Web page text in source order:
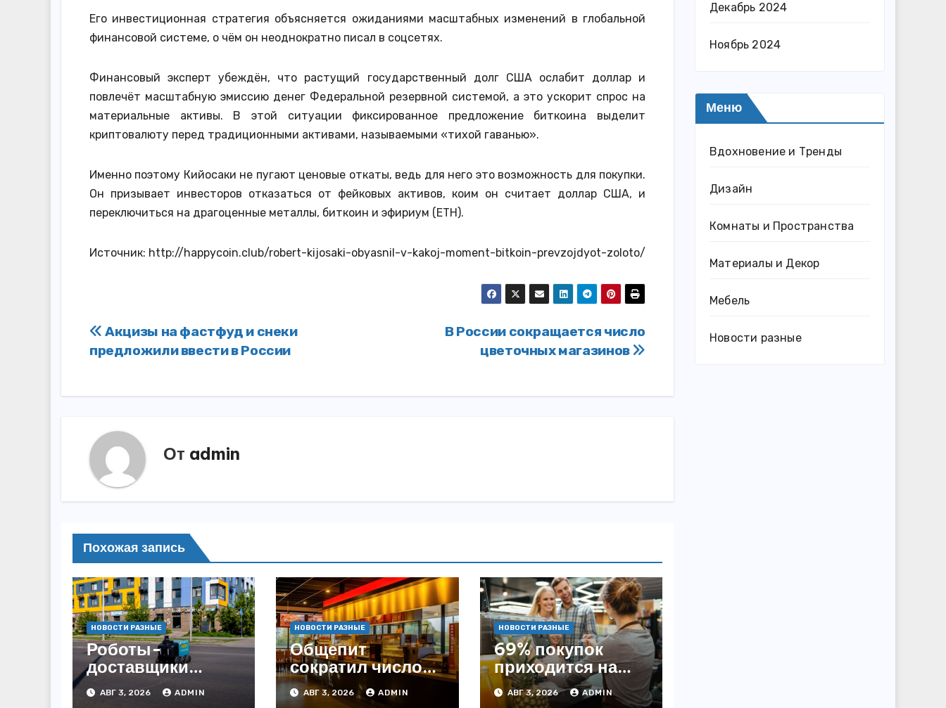
Его инвестиционная стратегия объясняется ожиданиями масштабных изменений в глобальной
финансовой системе, о чём он неоднократно писал в соцсетях.
Финансовый эксперт убеждён, что растущий государственный долг США ослабит доллар и
повлечёт масштабную эмиссию денег Федеральной резервной системой, а это ускорит спрос на
материальные активы. В этой ситуации фиксированное предложение биткоина выделит
криптовалюту перед традиционными активами, называемыми «тихой гаванью».
Именно поэтому Кийосаки не пугают ценовые откаты, ведь для него это возможность для покупки.
Он призывает инвесторов отказаться от фейковых активов, коим он считает доллар США, и
переключиться на драгоценные металлы, биткоин и эфириум (ETH).
Источник: http://happycoin.club/robert-kijosaki-obyasnil-v-kakoj-moment-bitkoin-prevzojdyot-zoloto/
Навигация
по
записям
В России сокращается число
цветочных магазинов
Акцизы на фастфуд и снеки
предложили ввести в России
От admin
Похожая запись
НОВОСТИ РАЗНЫЕ
Роботы-
доставщики
«Яндекса»
появились в
АВГ 3, 2026 ADMIN
НОВОСТИ РАЗНЫЕ
Общепит
сократил число
заведений на
3,4% с начала
АВГ 3, 2026 ADMIN
НОВОСТИ РАЗНЫЕ
69% покупок
приходится на
офлайн —
аналитика
АВГ 3, 2026 ADMIN
Декабрь 2024
Ноябрь 2024
Меню
Вдохновение и Тренды
Дизайн
Комнаты и Пространства
Материалы и Декор
Мебель
Новости разные